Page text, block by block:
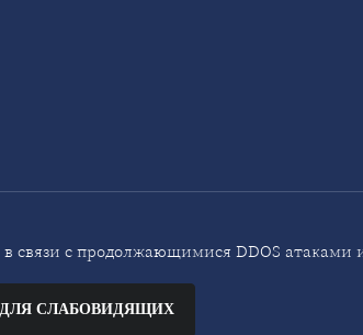
связи с продолжающимися DDOS атаками
СЛАБОВИДЯЩИХ